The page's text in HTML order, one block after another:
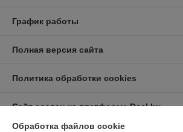
График работы
Полная версия сайта
Политика обработки cookies
Сайт создан на платформе Deal.by
Обработка файлов cookie